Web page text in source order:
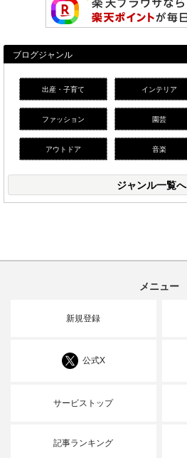
ブログジャンル
出産・子育て インテリア
ファッション 園芸
アウトドア 音楽
ジャンル一覧へ
メニュー
新規登録
公式X
サービストップ
記事ランキング